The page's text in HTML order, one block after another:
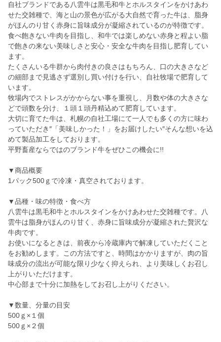
自社ブランドである八雲牛は黒毛和牛とホルスタインをかけあわ
せた交雑種で、海と山の景色が広がる大自然で育った牛は、脂身
がほんのり甘く赤身に旨味成分が凝縮されているのが特徴です。
食べ飽きない牛肉を目指し、和牛では楽しめない赤身と程よい脂
で飽きの来ない美味しさと安心・安全な牛肉を目指し肥育してい
ます。
たくさんいる牛群から肉付きの良さはもちろん、口の大きさなど
の細部まで見逃さず選別し買い付けを行い、自社牧場で肥育して
います。
牧場内でストレスがかからない事を重視し、月数や体の大きさな
どで頭数を分け、１頭１頭丹精込めて肥育しています。
大切に育てた牛は、札幌の自社工場にて一人でも多くの方に味わ
っていただき″「美味しかった！」をお届けしたい″そんな想いを込
めて製品加工をしております。
平野畜産ならではのブランド牛をぜひこの機会に!!
▼商品概要
1パック500ｇで冷凍・真空されております。
▼品種・味の特徴・食べ方
八雲牛は黒毛和牛とホルスタインをかけあわせた交雑種です。八
雲牛は脂身がほんのり甘く、赤身に旨味成分が凝縮された贅沢な
牛肉です。
お使いになるときは、前夜から冷蔵庫内で解凍していただくこと
をお勧めします。この方法ですと、時間はかかりますが、肉の旨
味成分の流出が可能な限り少なく抑えられ、より美味しくお召し
上がりいただけます。
中心部まで十分に加熱をしてお召し上がりください。
▼数量、分量の目安
500ｇ×１個
500ｇ×２個